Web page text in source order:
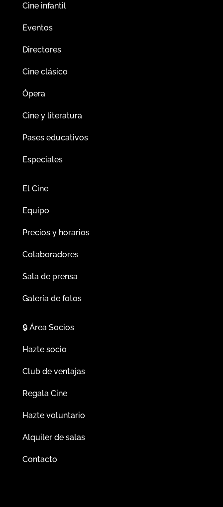
Cine infantil
Eventos
Directores
Cine clásico
Ópera
Cine y literatura
Pases educativos
Especiales
El Cine
Equipo
Precios y horarios
Colaboradores
Sala de prensa
Galería de fotos
🔒Área Socios
Hazte socio
Club de ventajas
Regala Cine
Hazte voluntario
Alquiler de salas
Contacto